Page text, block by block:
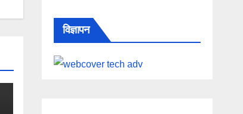
विज्ञापन